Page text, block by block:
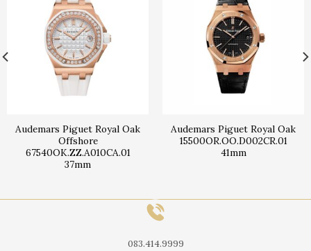
Audemars Piguet Royal Oak
Offshore
67540OK.ZZ.A010CA.01
37mm
Audemars Piguet Royal Oak
15500OR.OO.D002CR.01
41mm
083.414.9999